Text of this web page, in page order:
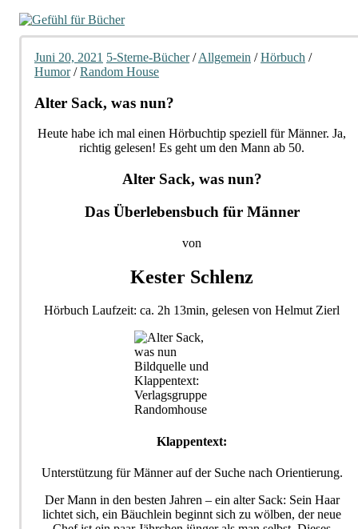
Juni 20, 2021 5-Sterne-Bücher/Allgemein /Hörbuch /
Humor/Random House
Alter Sack, was nun?
Heute habe ich mal einen Hörbuchtip speziell für Männer. Ja,
richtig gelesen! Es geht um den Mann ab 50.
Alter Sack, was nun?
Das Überlebensbuch für Männer
von
Kester Schlenz
Hörbuch Laufzeit: ca. 2h 13min, gelesen von Helmut Zierl
Bildquelle und
Klappentext:
Verlagsgruppe
Randomhouse
Klappentext:
Unterstützung für Männer auf der Suche nach Orientierung.
Der Mann in den besten Jahren – ein alter Sack: Sein Haar
lichtet sich, ein Bäuchlein beginnt sich zu wölben, der neue